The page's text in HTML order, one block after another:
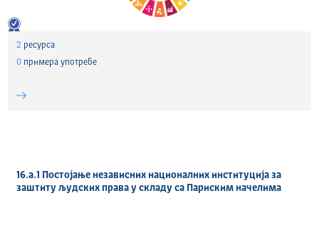
2 ресурса
0 примера употребе
16.а.1 Постојање независних националних институција за
заштиту људских права у складу са Париским начелима